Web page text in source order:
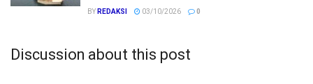
BY REDAKSI 03/10/2026 0
Discussion about this post